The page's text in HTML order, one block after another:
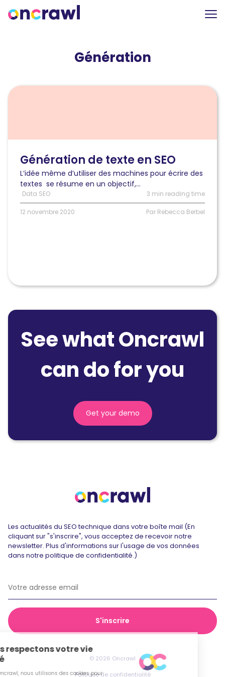
Génération
Lire
Génération de texte en SEO
L’idée même d’utiliser des machines pour écrire des
textes se résume en un objectif,...
Data SEO 3 min reading time
12 novembre 2020 Par Rebecca Berbel
See what Oncrawl
can do for you
Get your demo
Les actualités du SEO technique dans votre boîte mail (En
cliquant sur "s'inscrire", vous acceptez de recevoir notre
newsletter. Plus d'informations sur l'usage de vos données
dans notre politique de confidentialité.)
© 2026 Oncrawl
Politique de confidentialité